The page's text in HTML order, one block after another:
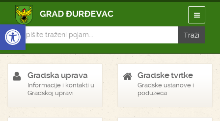
Open toolbar
Gradska uprava
Informacije i kontakti u
Gradskoj upravi
Gradske tvrtke
Gradske ustanove i
poduzeća